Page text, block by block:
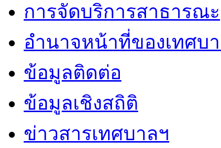
การจัดบริการสาธารณะ
อำนาจหน้าที่ของเทศบ
ข้อมูลติดต่อ
ข้อมูลเชิงสถิติ
ข่าวสารเทศบาลฯ